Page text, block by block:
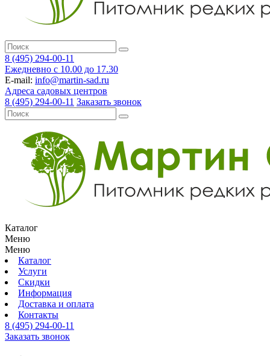
8 (495) 294-00-11
Ежедневно с 10.00 до 17.30
E-mail: info@martin-sad.ru
Адреса садовых центров
8 (495) 294-00-11 Заказать звонок
Каталог
Меню
Меню
Каталог
Услуги
Скидки
Информация
Доставка и оплата
Контакты
8 (495) 294-00-11
Заказать звонок